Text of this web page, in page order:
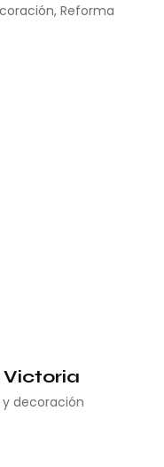
, Reforma
Victoria
decoración